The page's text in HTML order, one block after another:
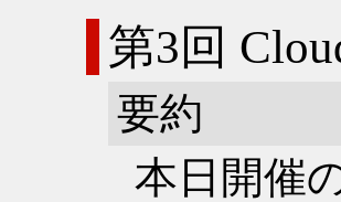
第3回
要約
本日開催